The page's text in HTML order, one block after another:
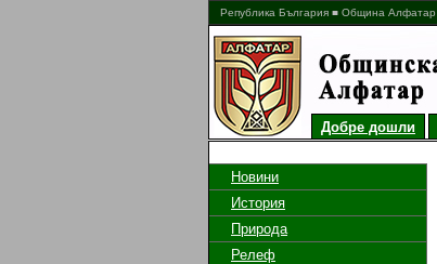
Република България ■ Община Алфатар
Добре дошли
Новини
История
Природа
Релеф